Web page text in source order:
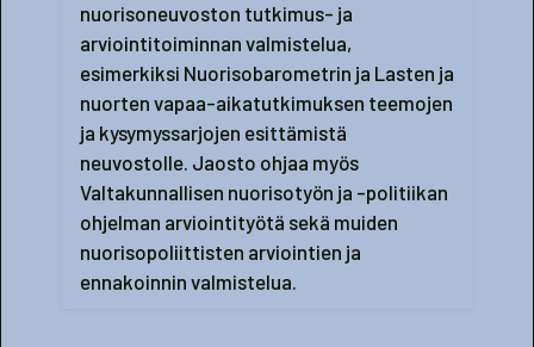
nuorisoneuvoston tutkimus- ja
arviointitoiminnan valmistelua,
esimerkiksi Nuorisobarometrin ja Lasten ja
nuorten vapaa-aikatutkimuksen teemojen
ja kysymyssarjojen esittämistä
neuvostolle. Jaosto ohjaa myös
Valtakunnallisen nuorisotyön ja -politiikan
ohjelman arviointityötä sekä muiden
nuorisopoliittisten arviointien ja
ennakoinnin valmistelua.